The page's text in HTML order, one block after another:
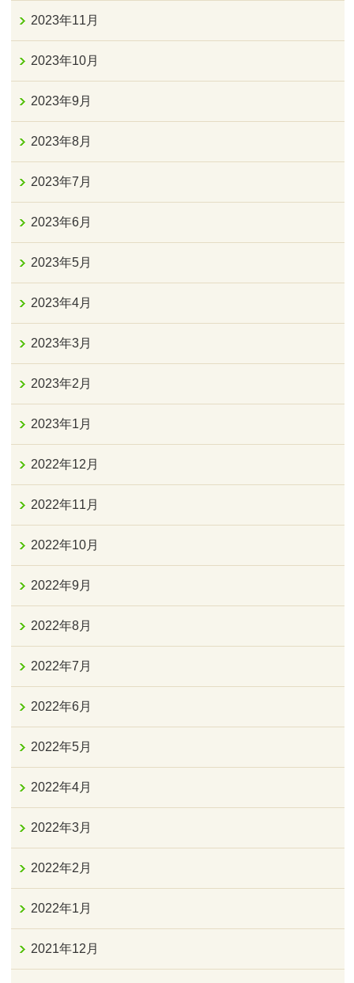
2023年11月
2023年10月
2023年9月
2023年8月
2023年7月
2023年6月
2023年5月
2023年4月
2023年3月
2023年2月
2023年1月
2022年12月
2022年11月
2022年10月
2022年9月
2022年8月
2022年7月
2022年6月
2022年5月
2022年4月
2022年3月
2022年2月
2022年1月
2021年12月